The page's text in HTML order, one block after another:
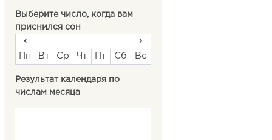
Выберите число, когда вам
приснился сон
‹
›
Пн
Вт Ср Чт Пт Сб Вс
Результат календаря по
числам месяца